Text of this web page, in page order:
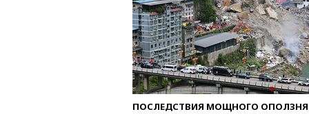
ПОСЛЕДСТВИЯ МОЩНОГО ОПОЛЗНЯ